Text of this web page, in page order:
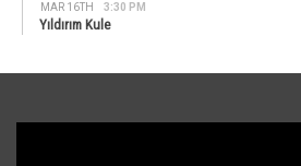
MAR 16TH 3:30 PM
Yıldırım Kule